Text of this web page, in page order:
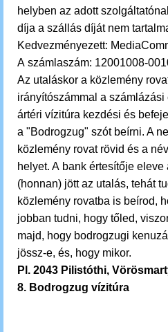
helyben az adott
díja a szállás díját nem
Kedvezményezett:
A számlaszám: 12001008-
Az utaláskor a közlemény
irányítószámmal a számlázási
ártéri vízitúra kezdési és
a "Bodrogzug" szót beírni. A
közlemény rovat rövid és a
helyet. A bank értesítője
(honnan) jött az utalás, tehát
közlemény rovatba is beírod,
jobban tudni, hogy tőled,
majd, hogy bodrogzugi
jössz-e, és, hogy mikor.
Pl. 2043 Pilistóthi,
8. Bodrogzug vízitúra